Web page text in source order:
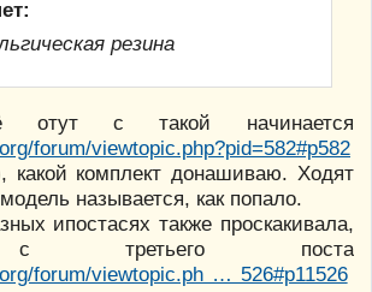
резина
с такой начинается
forum/viewtopic.php?pid=582#p582
комплект донашиваю. Ходят
называется, как попало.
ипостасях также проскакивала,
с третьего поста
forum/viewtopic.ph … 526#p11526